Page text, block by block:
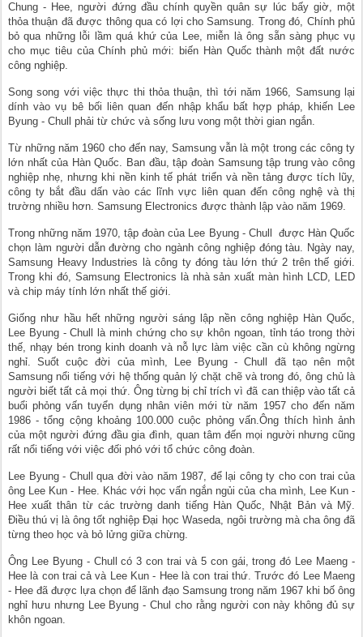
Chung - Hee, người đứng đầu chính quyền quân sự lúc bấy giờ, một
thỏa thuận đã được thông qua có lợi cho Samsung. Trong đó, Chính phủ
bỏ qua những lỗi lầm quá khứ của Lee, miễn là ông sẵn sàng phục vụ
cho mục tiêu của Chính phủ mới: biến Hàn Quốc thành một đất nước
công nghiệp.
Song song với việc thực thi thỏa thuận, thì tới năm 1966, Samsung lại
dính vào vụ bê bối liên quan đến nhập khẩu bất hợp pháp, khiến Lee
Byung - Chull phải từ chức và sống lưu vong một thời gian ngắn.
Từ những năm 1960 cho đến nay, Samsung vẫn là một trong các công ty
lớn nhất của Hàn Quốc. Ban đầu, tập đoàn Samsung tập trung vào công
nghiệp nhẹ, nhưng khi nền kinh tế phát triển và nền tảng được tích lũy,
công ty bắt đầu dấn vào các lĩnh vực liên quan đến công nghệ và thị
trường nhiều hơn. Samsung Electronics được thành lập vào năm 1969.
Trong những năm 1970, tập đoàn của Lee Byung - Chull được Hàn Quốc
chọn làm người dẫn đường cho ngành công nghiệp đóng tàu. Ngày nay,
Samsung Heavy Industries là công ty đóng tàu lớn thứ 2 trên thế giới.
Trong khi đó, Samsung Electronics là nhà sản xuất màn hình LCD, LED
và chip máy tính lớn nhất thế giới.
Giống như hầu hết những người sáng lập nền công nghiệp Hàn Quốc,
Lee Byung - Chull là minh chứng cho sự khôn ngoan, tỉnh táo trong thời
thế, nhạy bén trong kinh doanh và nỗ lực làm việc cần cù không ngừng
nghỉ. Suốt cuộc đời của mình, Lee Byung - Chull đã tạo nên một
Samsung nổi tiếng với hệ thống quản lý chặt chẽ và trong đó, ông chủ là
người biết tất cả mọi thứ. Ông từng bị chỉ trích vì đã can thiệp vào tất cả
buổi phỏng vấn tuyển dụng nhân viên mới từ năm 1957 cho đến năm
1986 - tổng cộng khoảng 100.000 cuộc phỏng vấn.Ông thích hình ảnh
của một người đứng đầu gia đình, quan tâm đến mọi người nhưng cũng
rất nổi tiếng với việc đối phó với tổ chức công đoàn.
Lee Byung - Chull qua đời vào năm 1987, để lại công ty cho con trai của
ông Lee Kun - Hee. Khác với học vấn ngắn ngủi của cha mình, Lee Kun -
Hee xuất thân từ các trường danh tiếng Hàn Quốc, Nhật Bản và Mỹ.
Điều thú vị là ông tốt nghiệp Đại học Waseda, ngôi trường mà cha ông đã
từng theo học và bỏ lửng giữa chừng.
Ông Lee Byung - Chull có 3 con trai và 5 con gái, trong đó Lee Maeng -
Hee là con trai cả và Lee Kun - Hee là con trai thứ. Trước đó Lee Maeng
- Hee đã được lựa chọn để lãnh đạo Samsung trong năm 1967 khi bố ông
nghỉ hưu nhưng Lee Byung - Chul cho rằng người con này không đủ sự
khôn ngoan.